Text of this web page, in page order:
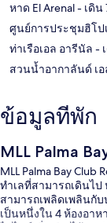
หาด El Arenal- เดิน
ศูนย์การประชุมฮิโป
ท่าเรือเอล อารีนัล -
สวนน้ำอากาลันด์ เอ
ข้อมูลที่พัก
MLL Palma
MLL Palma Bay
ทำเลที่สามารถเดินไป
สามารถเพลิดเพลินกั
เป็นหนึ่งใน 4 ห้องอาห